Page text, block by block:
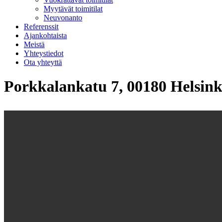
Myytävät toimitilat
Neuvonanto
Referenssit
Ajankohtaista
Meistä
Yhteystiedot
Ota yhteyttä
Porkkalankatu 7, 00180